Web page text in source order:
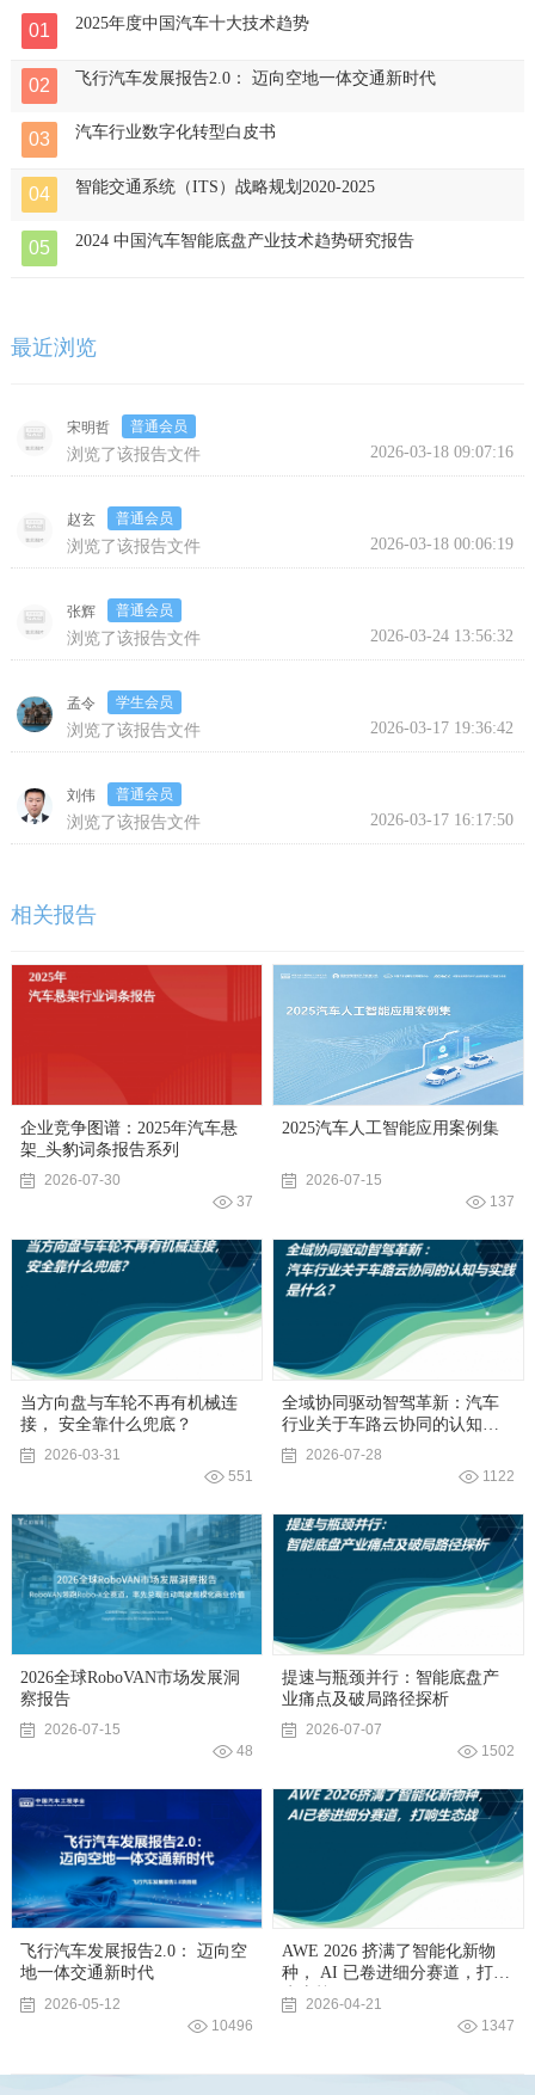
继续浏览完整版
01 2025年度中国汽车十大技术趋势
02 飞行汽车发展报告2.0： 迈向空地一体交通新时代
03 汽车行业数字化转型白皮书
04 智能交通系统（ITS）战略规划2020-2025
05 2024 中国汽车智能底盘产业技术趋势研究报告
最近浏览
宋明哲 普通会员
浏览了该报告文件 2026-03-18 09:07:16
赵玄 普通会员
浏览了该报告文件 2026-03-18 00:06:19
张辉 普通会员
浏览了该报告文件 2026-03-24 13:56:32
孟令 学生会员
浏览了该报告文件 2026-03-17 19:36:42
刘伟 普通会员
浏览了该报告文件 2026-03-17 16:17:50
相关报告
企业竞争图谱：2025年汽车悬
架_头豹词条报告系列
2026-07-30
37
2025汽车人工智能应用案例集
2026-07-15
137
当方向盘与车轮不再有机械连
接， 安全靠什么兜底？
2026-03-31
551
全域协同驱动智驾革新：汽车
行业关于车路云协同的认知与
实践是什么？
2026-07-28
1122
2026全球RoboVAN市场发展洞
察报告
2026-07-15
48
提速与瓶颈并行：智能底盘产
业痛点及破局路径探析
2026-07-07
1502
飞行汽车发展报告2.0： 迈向空
地一体交通新时代
2026-05-12
10496
AWE 2026 挤满了智能化新物
种， AI 已卷进细分赛道，打响
生态战
2026-04-21
1347